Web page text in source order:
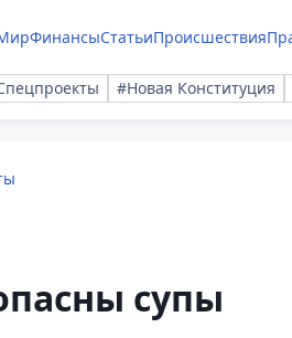
ФинансыСтатьиПроисшествия
#Новая Конституция
супы